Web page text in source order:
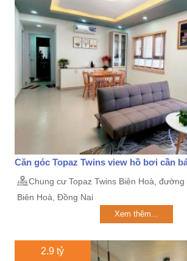
Căn góc Topaz Twins view hồ bơi cần
Chung cư Topaz Twins Biên Hoà, đường
Biên Hoà, Đồng Nai
Xem thêm...
2.9 tỷ